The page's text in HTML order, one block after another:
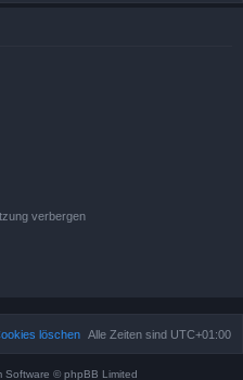
verbergen
Alle Zeiten sind UTC+01:00
löschen
Software © phpBB Limited